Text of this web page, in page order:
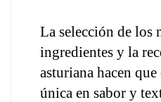
La selección de los
ingredientes y la
asturiana hacen que
única en sabor y